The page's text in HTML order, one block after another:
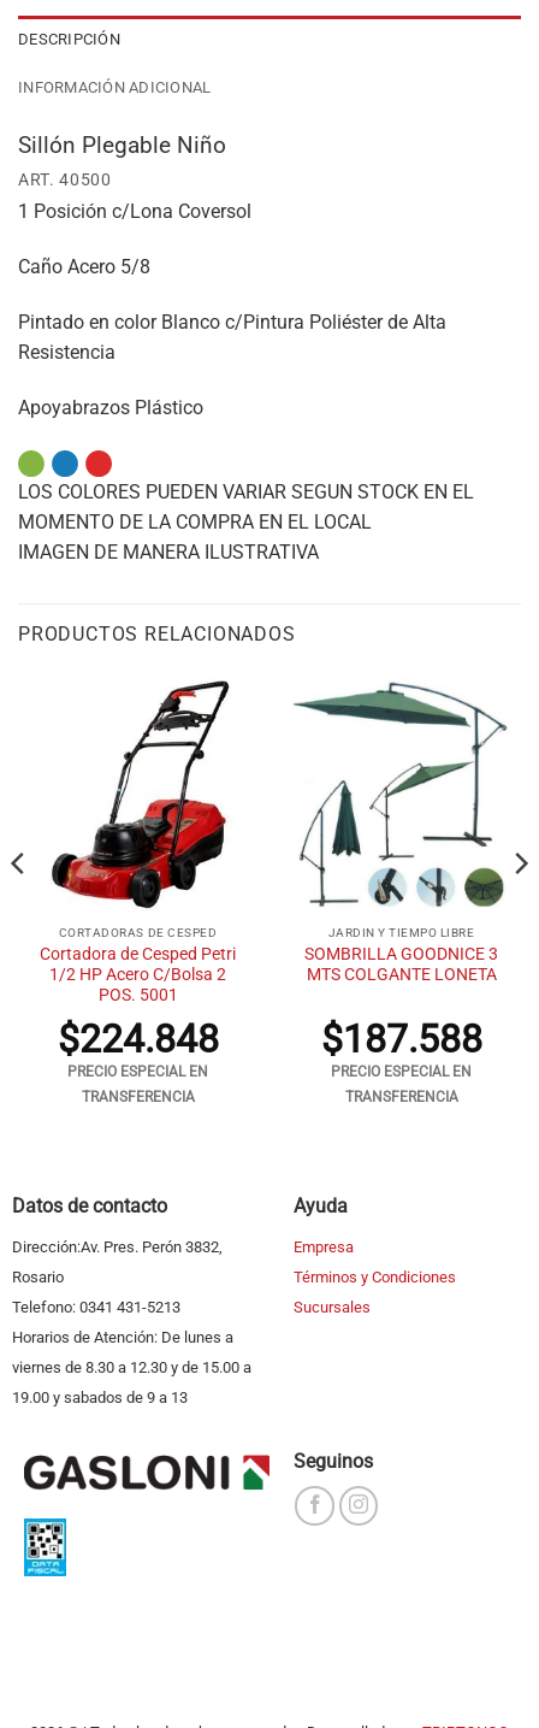
DESCRIPCIÓN
INFORMACIÓN ADICIONAL
Sillón Plegable Niño
ART. 40500
1 Posición c/Lona Coversol
Caño Acero 5/8
Pintado en color Blanco c/Pintura Poliéster de Alta
Resistencia
Apoyabrazos Plástico
LOS COLORES PUEDEN VARIAR SEGUN STOCK EN EL
MOMENTO DE LA COMPRA EN EL LOCAL
IMAGEN DE MANERA ILUSTRATIVA
PRODUCTOS RELACIONADOS
CORTADORAS DE CESPED
Cortadora de Cesped Petri
1/2 HP Acero C/Bolsa 2
POS. 5001
$224.848
PRECIO ESPECIAL EN
TRANSFERENCIA
JARDIN Y TIEMPO LIBRE
SOMBRILLA GOODNICE 3
MTS COLGANTE LONETA
$187.588
PRECIO ESPECIAL EN
TRANSFERENCIA
Datos de contacto
Dirección:Av. Pres. Perón 3832,
Rosario
Telefono: 0341 431-5213
Horarios de Atención: De lunes a
viernes de 8.30 a 12.30 y de 15.00 a
19.00 y sabados de 9 a 13
Ayuda
Empresa
Términos y Condiciones
Sucursales
Seguinos